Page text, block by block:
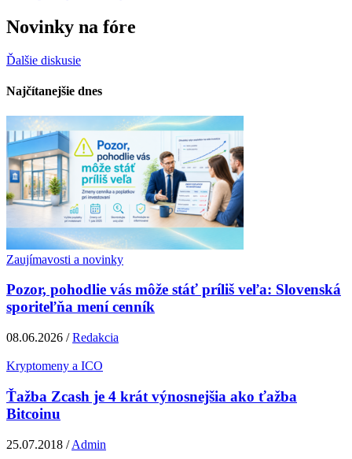
Novinky na fóre
Ďalšie diskusie
Najčítanejšie dnes
Zaujímavosti a novinky
Pozor, pohodlie vás môže stáť príliš veľa: Slovenská
sporiteľňa mení cenník
08.06.2026 /Redakcia
Kryptomeny a ICO
Ťažba Zcash je 4 krát výnosnejšia ako ťažba
Bitcoinu
25.07.2018 /Admin